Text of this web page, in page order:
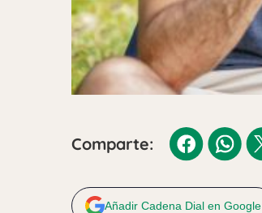
Comparte:
Añadir Cadena Dial en Google